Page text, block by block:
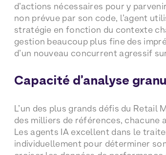
d’actions nécessaires pour y
non prévue par son code, l’agent
stratégie en fonction du contexte
gestion beaucoup plus fine des
d’un nouveau concurrent agressif
Capacité d’analyse
L’un des plus grands défis du
des milliers de références, chacune
Les agents IA excellent dans le
individuellement pour déterminer